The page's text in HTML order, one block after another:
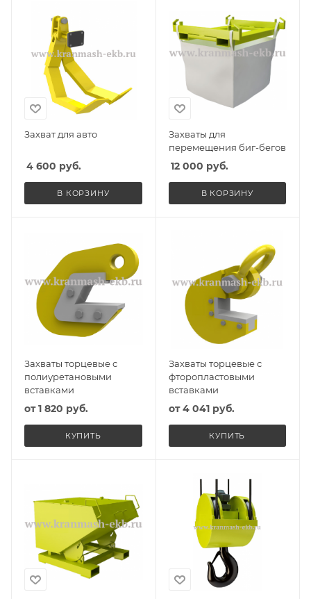
Захват для авто
4 600 руб.
В КОРЗИНУ
Захваты для
перемещения биг-бегов
12 000 руб.
В КОРЗИНУ
Захваты торцевые с
полиуретановыми
вставками
от1 820 руб.
КУПИТЬ
Захваты торцевые с
фторопластовыми
вставками
от4 041 руб.
КУПИТЬ